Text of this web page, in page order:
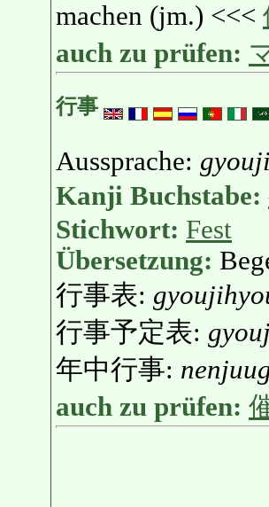
machen (jm.) <<<
auch zu prüfen:
行事
Aussprache:
Kanji Buchstabe:
Stichwort: Fest
Übersetzung:
行事表:
行事予定表:
年中行事:
auch zu prüfen: